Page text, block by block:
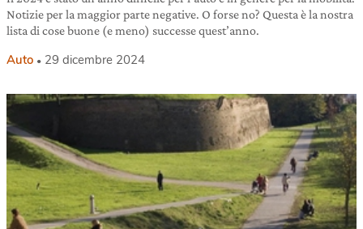
Notizie per la maggior parte negative. O forse no? Questa è la nostra
lista di cose buone (e meno) successe quest’anno.
Auto 29 dicembre 2024